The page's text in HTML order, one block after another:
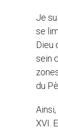
Je
se
Dieu
sein
du
XVI.